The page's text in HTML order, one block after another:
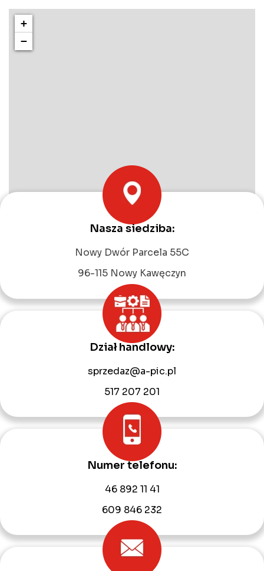
+
−
Nasza siedziba:
Nowy Dwór Parcela 55C
96-115 Nowy Kawęczyn
Dział handlowy:
sprzedaz@a-pic.pl
517 207 201
Numer telefonu:
46 892 11 41
609 846 232